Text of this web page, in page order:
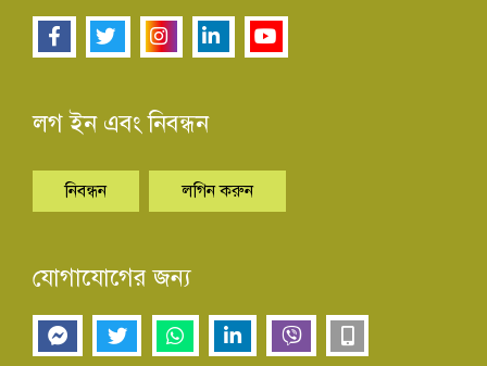
লগ ইন এবং নিবন্ধন
নিবন্ধন লগিন করুন
যোগাযোগের জন্য